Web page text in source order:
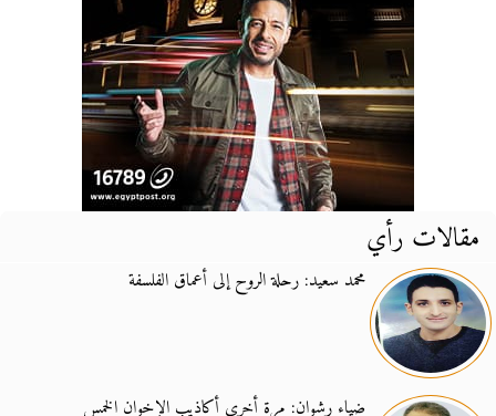
مقالات رأي
محمد سعيد: رحلة الروح إلى أعماق الفلسفة
ضياء رشوان: مرة أخرى أكاذيب الإخوان الخمس